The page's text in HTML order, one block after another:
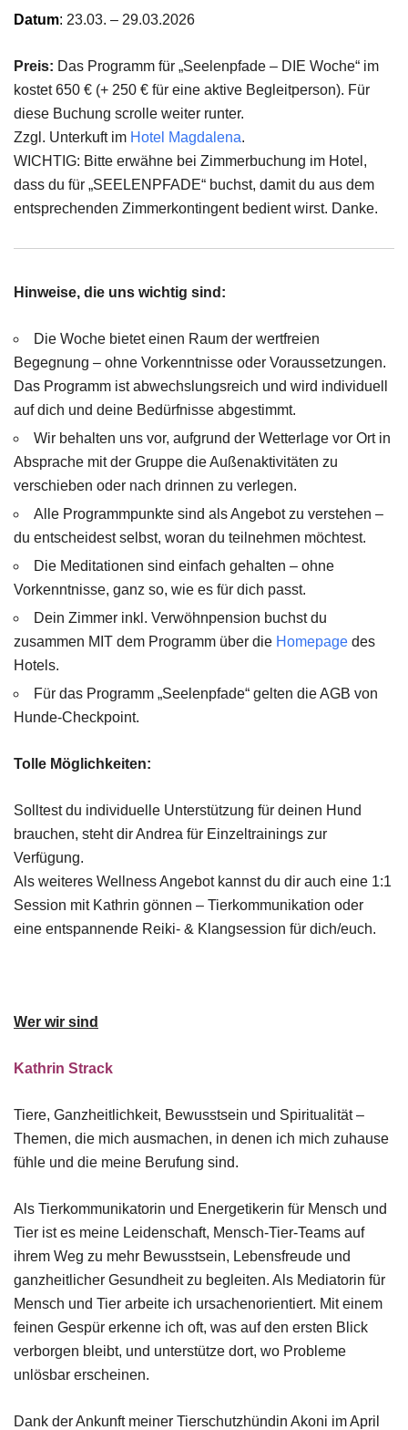
Datum: 23.03. – 29.03.2026
Preis: Das Programm für „Seelenpfade – DIE Woche“ im
kostet 650 € (+ 250 € für eine aktive Begleitperson). Für
diese Buchung scrolle weiter runter.
Zzgl. Unterkuft im Hotel Magdalena.
WICHTIG: Bitte erwähne bei Zimmerbuchung im Hotel,
dass du für „SEELENPFADE“ buchst, damit du aus dem
entsprechenden Zimmerkontingent bedient wirst. Danke.
Hinweise, die uns wichtig sind:
Die Woche bietet einen Raum der wertfreien
Begegnung – ohne Vorkenntnisse oder Voraussetzungen.
Das Programm ist abwechslungsreich und wird individuell
auf dich und deine Bedürfnisse abgestimmt.
Wir behalten uns vor, aufgrund der Wetterlage vor Ort in
Absprache mit der Gruppe die Außenaktivitäten zu
verschieben oder nach drinnen zu verlegen.
Alle Programmpunkte sind als Angebot zu verstehen –
du entscheidest selbst, woran du teilnehmen möchtest.
Die Meditationen sind einfach gehalten – ohne
Vorkenntnisse, ganz so, wie es für dich passt.
Dein Zimmer inkl. Verwöhnpension buchst du
zusammen MIT dem Programm über die Homepage des
Hotels.
Für das Programm „Seelenpfade“ gelten die AGB von
Hunde-Checkpoint.
Tolle Möglichkeiten:
Solltest du individuelle Unterstützung für deinen Hund
brauchen, steht dir Andrea für Einzeltrainings zur
Verfügung.
Als weiteres Wellness Angebot kannst du dir auch eine 1:1
Session mit Kathrin gönnen – Tierkommunikation oder
eine entspannende Reiki- & Klangsession für dich/euch.
Wer wir sind
Kathrin Strack
Tiere, Ganzheitlichkeit, Bewusstsein und Spiritualität –
Themen, die mich ausmachen, in denen ich mich zuhause
fühle und die meine Berufung sind.
Als Tierkommunikatorin und Energetikerin für Mensch und
Tier ist es meine Leidenschaft, Mensch-Tier-Teams auf
ihrem Weg zu mehr Bewusstsein, Lebensfreude und
ganzheitlicher Gesundheit zu begleiten. Als Mediatorin für
Mensch und Tier arbeite ich ursachenorientiert. Mit einem
feinen Gespür erkenne ich oft, was auf den ersten Blick
verborgen bleibt, und unterstütze dort, wo Probleme
unlösbar erscheinen.
Dank der Ankunft meiner Tierschutzhündin Akoni im April